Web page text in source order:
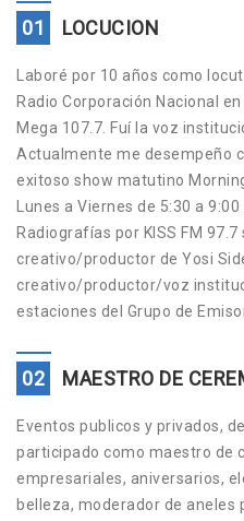
01 LOCUCION
Laboré por 10 años como
Radio Corporación Nacional
Mega 107.7. Fuí la voz
Actualmente me desempeño
exitoso show matutino
Lunes a Viernes de 5:30 a
Radiografías por KISS FM
creativo/productor de Yosi
creativo/productor/voz
estaciones del Grupo de
02 MAESTRO DE
Eventos publicos y privados,
participado como maestro de
empresariales, aniversarios,
belleza, moderador de aneles